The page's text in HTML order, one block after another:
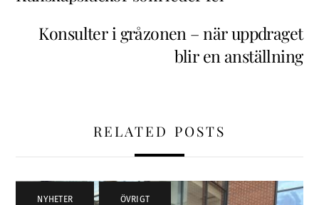
Konsulter i gråzonen – när uppdraget
blir en anställning
RELATED POSTS
NYHETER , ÖVRIGT